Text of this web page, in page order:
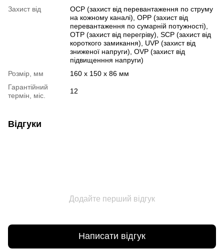
Захист від
OCP (захист від перевантаження по струму
на кожному каналі), OPP (захист від
перевантаження по сумарній потужності),
OTP (захист від перегріву), SCP (захист від
короткого замикання), UVP (захист від
зниженої напруги), OVP (захист від
підвищенння напруги)
Розмір, мм
160 x 150 x 86 мм
Гарантійний
термін, міс.
12
Відгуки
Додайте перший відгук
Написати відгук